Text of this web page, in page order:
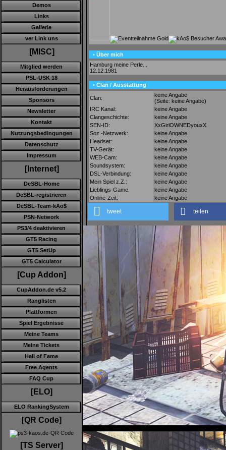
Demos
Links
Gallerie
ver Link uns
[MISC]
Mitglied werden
PSL-USK 18
Herausforderungen
Sponsors
Newsletter
Kontakt
Nutzungsbedingungen
Datenschutz
Impressum
[Internet]
DeSBL-Home
DeSBL-registrieren
DeSBL-Team-kAo$
PSN-Network
PS3/4 deaktivieren
GT5 Racing
GT5 SetUp
GT5 Calculator
[Cup Addon]
CupAddon.de v5.2
Ranglisten
Plattformen
Spiel Ergebnisse
Meine Teams
Meine Tickets
Hall of Fame
Free Agents
FAQ Cup
[ELO]
ELO RankingSystem
[QR Code]
[TS Server]
• Über mich
Hamburg meine Perle...
12.12.1981
• Clan / Ausstattung
Clan:
keine Angabe
(Seite: keine Angabe)
IRC Kanal:
keine Angabe
Clangeschichte:
keine Angabe
SEN-ID:
XxGirlOWNEDyouxX
Soz.-Netzwerk:
keine Angabe
Headset:
keine Angabe
TV-Gerät:
keine Angabe
WEB-Cam:
keine Angabe
Soundsystem:
keine Angabe
DSL-Verbindung:
keine Angabe
Mein Spiel z.Z.:
keine Angabe
Lieblings-Game:
keine Angabe
Online-Zeit:
keine Angabe
tweet teilen